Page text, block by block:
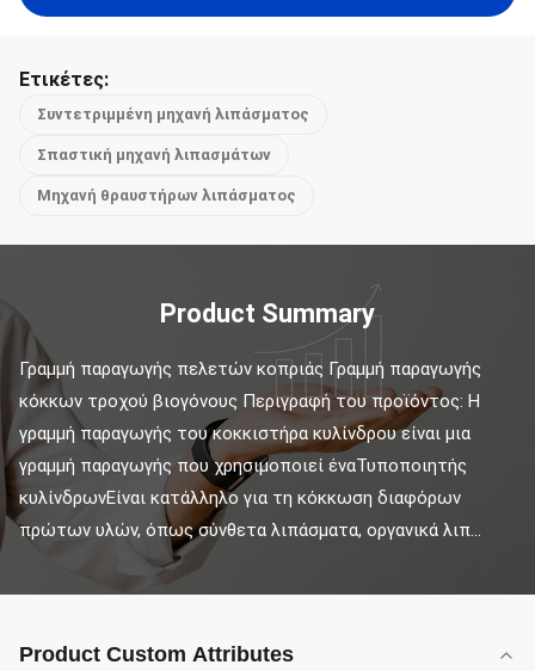
Ετικέτες:
Συντετριμμένη μηχανή λιπάσματος
Σπαστική μηχανή λιπασμάτων
Μηχανή θραυστήρων λιπάσματος
Product Summary
Γραμμή παραγωγής πελετών κοπριάς Γραμμή παραγωγής
κόκκων τροχού βιογόνους Περιγραφή του προϊόντος: Η
γραμμή παραγωγής του κοκκιστήρα κυλίνδρου είναι μια
γραμμή παραγωγής που χρησιμοποιεί έναΤυποποιητής
κυλίνδρωνΕίναι κατάλληλο για τη κόκκωση διαφόρων
πρώτων υλών, όπως σύνθετα λιπάσματα, οργανικά λιπ...
Product Custom Attributes